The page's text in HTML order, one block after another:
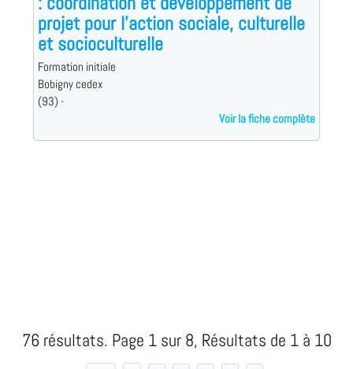
projet pour l'action sociale, culturelle
et socioculturelle
Formation initiale
Bobigny cedex
(93) -
Voir la fiche complète
76 résultats. Page 1 sur 8, Résultats de 1 à 10